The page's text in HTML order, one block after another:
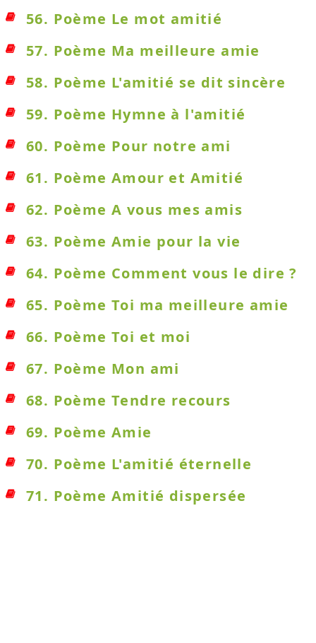
56. Poème Le mot amitié
57. Poème Ma meilleure amie
58. Poème L'amitié se dit sincère
59. Poème Hymne à l'amitié
60. Poème Pour notre ami
61. Poème Amour et Amitié
62. Poème A vous mes amis
63. Poème Amie pour la vie
64. Poème Comment vous le dire ?
65. Poème Toi ma meilleure amie
66. Poème Toi et moi
67. Poème Mon ami
68. Poème Tendre recours
69. Poème Amie
70. Poème L'amitié éternelle
71. Poème Amitié dispersée